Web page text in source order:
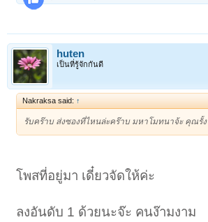
huten
เป็นที่รู้จักกันดี
Nakraksa said: ↑
รับคร๊าบ ส่งซองที่ไหนล่ะคร๊าบ มหาโมทนาจ้ะ คุณรั้ง
โพสที่อยู่มา เดี๋ยวจัดให้ค่ะ
ลงอันดับ 1 ด้วยนะจ๊ะ คนง๊ามงาม